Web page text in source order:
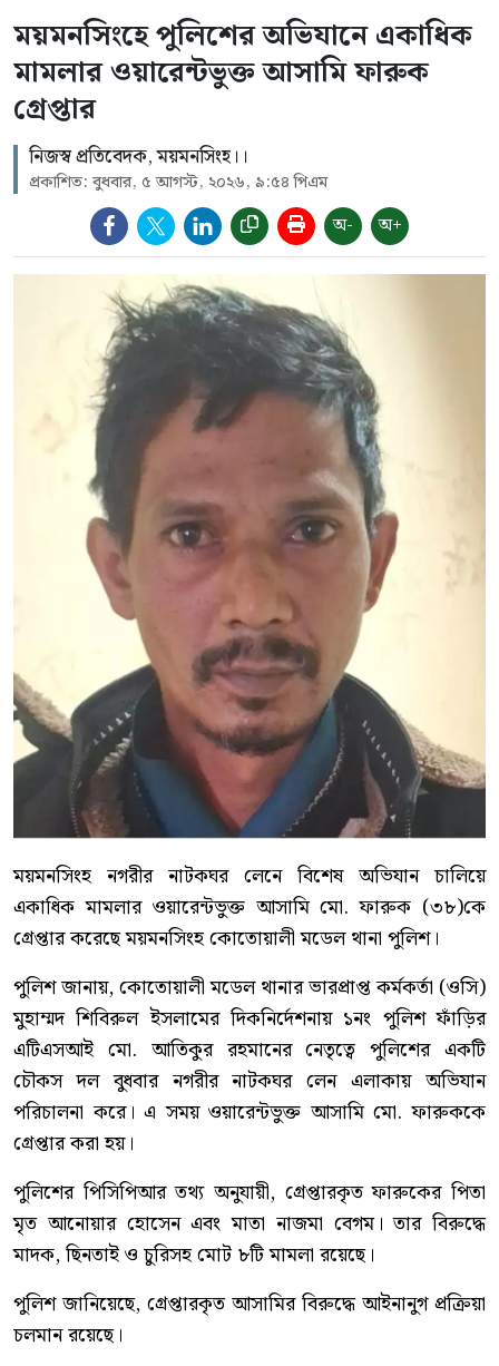
ময়মনসিংহে পুলিশের অভিযানে একাধিক
মামলার ওয়ারেন্টভুক্ত আসামি ফারুক
গ্রেপ্তার
নিজস্ব প্রতিবেদক, ময়মনসিংহ।।
প্রকাশিত: বুধবার, ৫ আগস্ট, ২০২৬, ৯:৫৪ পিএম
অ- অ+
ময়মনসিংহ নগরীর নাটকঘর লেনে বিশেষ অভিযান চালিয়ে
একাধিক মামলার ওয়ারেন্টভুক্ত আসামি মো. ফারুক (৩৮)কে
গ্রেপ্তার করেছে ময়মনসিংহ কোতোয়ালী মডেল থানা পুলিশ।
পুলিশ জানায়, কোতোয়ালী মডেল থানার ভারপ্রাপ্ত কর্মকর্তা (ওসি)
মুহাম্মদ শিবিরুল ইসলামের দিকনির্দেশনায় ১নং পুলিশ ফাঁড়ির
এটিএসআই মো. আতিকুর রহমানের নেতৃত্বে পুলিশের একটি
চৌকস দল বুধবার নগরীর নাটকঘর লেন এলাকায় অভিযান
পরিচালনা করে। এ সময় ওয়ারেন্টভুক্ত আসামি মো. ফারুককে
গ্রেপ্তার করা হয়।
পুলিশের পিসিপিআর তথ্য অনুযায়ী, গ্রেপ্তারকৃত ফারুকের পিতা
মৃত আনোয়ার হোসেন এবং মাতা নাজমা বেগম। তার বিরুদ্ধে
মাদক, ছিনতাই ও চুরিসহ মোট ৮টি মামলা রয়েছে।
পুলিশ জানিয়েছে, গ্রেপ্তারকৃত আসামির বিরুদ্ধে আইনানুগ প্রক্রিয়া
চলমান রয়েছে।